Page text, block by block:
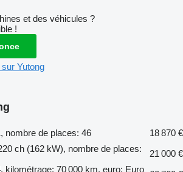
et des véhicules ?
!
Yutong
nombre de places: 46
18 870 €
ch (162 kW), nombre de places:
21 000 €
kilométrage: 70 000 km, euro: Euro